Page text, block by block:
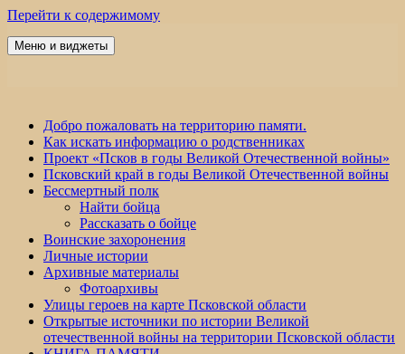
Перейти к содержимому
Победа 60
Меню и виджеты
Добро пожаловать на территорию памяти.
Как искать информацию о родственниках
Проект «Псков в годы Великой Отечественной войны»
Псковский край в годы Великой Отечественной войны
Бессмертный полк
Найти бойца
Рассказать о бойце
Воинские захоронения
Личные истории
Архивные материалы
Фотоархивы
Улицы героев на карте Псковской области
Открытые источники по истории Великой
отечественной войны на территории Псковской области